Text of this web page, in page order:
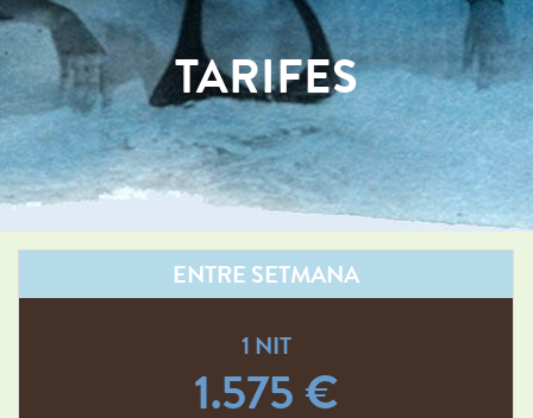
TARIFES
ENTRE SETMANA
1 NIT
1.575 €